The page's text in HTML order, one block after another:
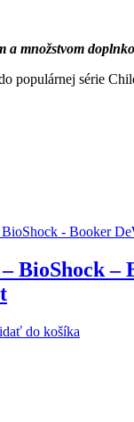
množstvom
populárnej série
BioShock –
do košíka